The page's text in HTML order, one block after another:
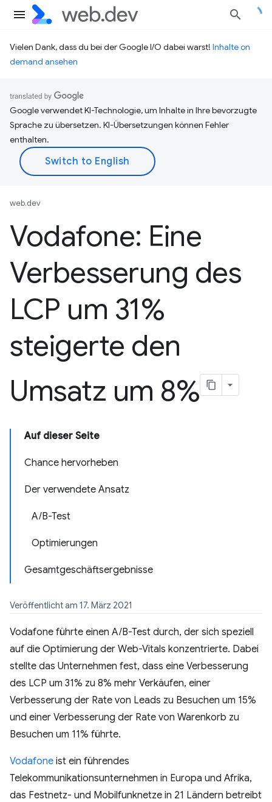
Vielen Dank, dass du bei der Google I/O dabei warst! Inhalte on
demand ansehen
Google verwendet KI-Technologie, um Inhalte in Ihre bevorzugte
Sprache zu übersetzen. KI-Übersetzungen können Fehler
enthalten.
web.dev
Vodafone: Eine
Verbesserung des
LCP um 31%
steigerte den
Umsatz um 8%
Auf dieser Seite
Chance hervorheben
Der verwendete Ansatz
A/B-Test
Optimierungen
Gesamtgeschäftsergebnisse
Veröffentlicht am 17. März 2021
Vodafone führte einen A/B-Test durch, der sich speziell
auf die Optimierung der Web-Vitals konzentrierte. Dabei
stellte das Unternehmen fest, dass eine Verbesserung
des LCP um 31% zu 8% mehr Verkäufen, einer
Verbesserung der Rate von Leads zu Besuchen um 15%
und einer Verbesserung der Rate von Warenkorb zu
Besuchen um 11% führte.
Vodafone ist ein führendes
Telekommunikationsunternehmen in Europa und Afrika,
das Festnetz- und Mobilfunknetze in 21 Ländern betreibt